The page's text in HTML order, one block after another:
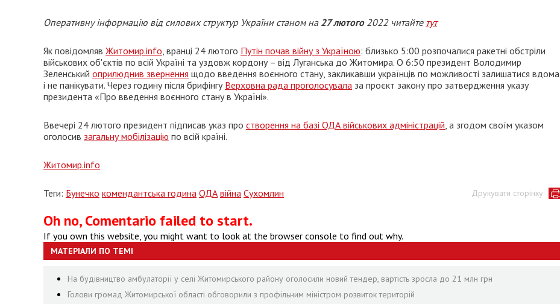
Оперативну інформацію від силових структур України станом на 27лютого2022 читайте тут
Як повідомляв Житомир.info, вранці 24 лютого Путін почав війну з Україною: близько 5:00 розпочалися ракетні обстріли
військових об'єктів по всій Україні та уздовж кордону – від Луганська до Житомира. О 6:50 президент Володимир
Зеленський оприлюднив звернення щодо введення воєнного стану, закликавши українців по можливості залишатися вдома
і не панікувати. Через годину після брифінгу Верховна рада проголосувала за проєкт закону про затвердження указу
президента «Про введення воєнного стану в Україні».
Ввечері 24 лютого президент підписав указ про створення на базі ОДА військових адміністрацій, а згодом своїм указом
оголосив загальну мобілізацію по всій країні.
Житомир.info
Друкувати сторінку
Теги: Бунечко комендантська година ОДА війна Сухомлин
Oh no, Comentario failed to start.
If you own this website, you might want to look at the browser console to find out why.
МАТЕРІАЛИ ПО ТЕМІ
На будівництво амбулаторії у селі Житомирського району оголосили новий тендер, вартість зросла до 21 млн грн
Голови громад Житомирської області обговорили з профільним міністром розвиток територій